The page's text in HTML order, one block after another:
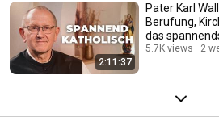
2:11:37
Pater Karl
Berufung,
das
Welt
5.7K views 2